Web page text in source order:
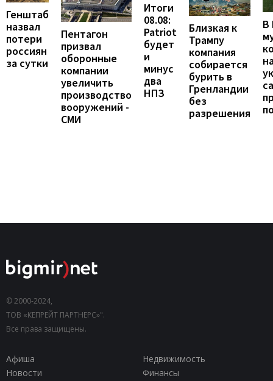
Генштаб
назвал
потери
россиян
за сутки
Пентагон
призвал
оборонные
компании
увеличить
производство
вооружений -
СМИ
Итоги
08.08:
Patriot
будет
и
минус
два
НПЗ
Близкая к
Трампу
компания
собирается
бурить в
Гренландии
без
разрешения
В
© 2000-2024,
ТОВ «КЕПРЕЙТ ПАРТНЕРС»".
Все права защищены.
Афиша
Недвижимость
Новости
Финансы